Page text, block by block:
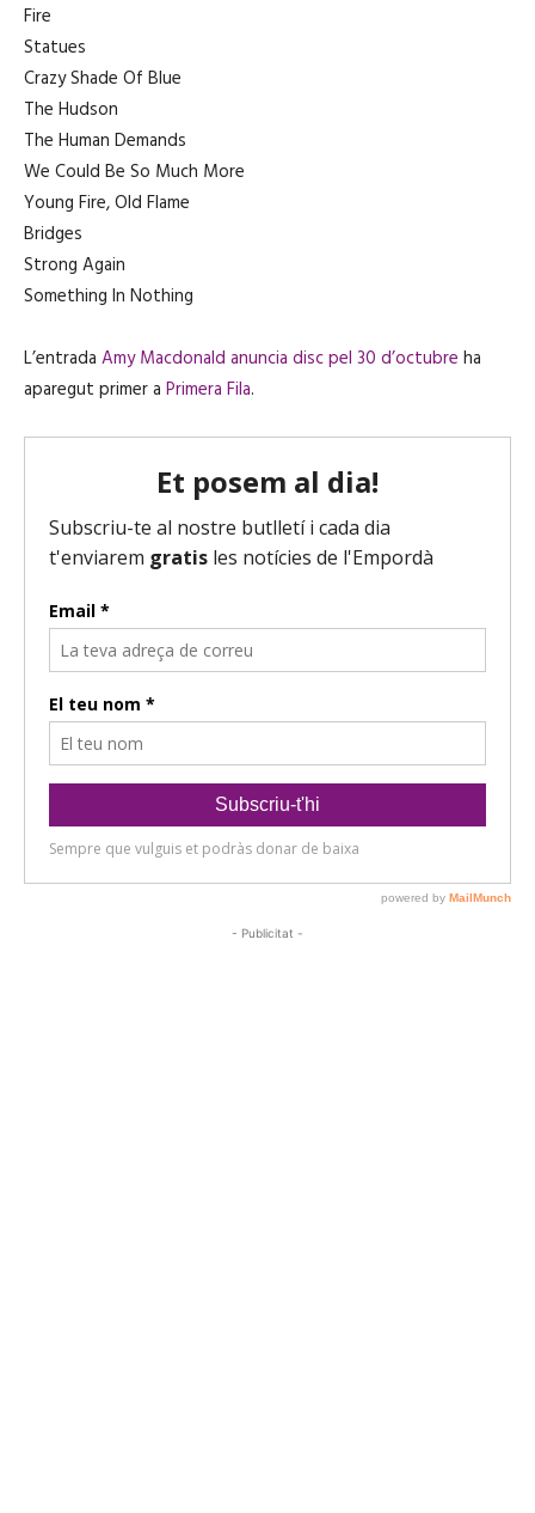
Fire
Statues
Crazy Shade Of Blue
The Hudson
The Human Demands
We Could Be So Much More
Young Fire, Old Flame
Bridges
Strong Again
Something In Nothing
L’entrada Amy Macdonald anuncia disc pel 30 d’octubre ha
aparegut primer a Primera Fila.
- Publicitat -